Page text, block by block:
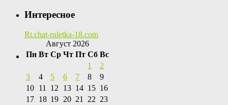
Интересное
Rt.chat-ruletka-18.com
Август 2026
Пн Вт Ср Чт Пт Сб Вс
1
2
3
4 5 6 7 8
9
10 11 12 13 14 15 16
17 18 19 20 21 22 23